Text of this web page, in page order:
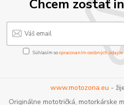
Chcem zostať
Súhlasím sospracovaním osobných údajov
www.motozona.eu -
Originálne mototričká, motorkárske